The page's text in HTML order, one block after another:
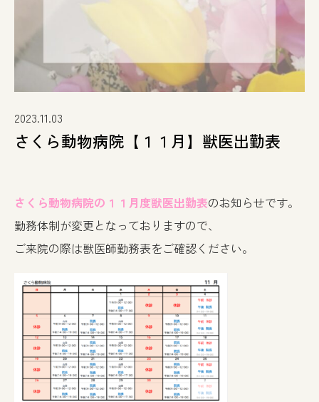
2023.11.03
さくら動物病院【１１月】獣医出勤表
さくら動物病院の１１月度獣医出勤表のお知らせです。
勤務体制が変更となっておりますので、
ご来院の際は獣医師勤務表をご確認ください。